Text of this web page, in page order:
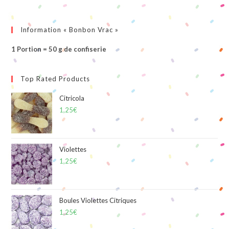
Information « Bonbon Vrac »
1 Portion = 50 g de confiserie
Top Rated Products
Citricola
1,25€
Violettes
1,25€
Boules Violettes Citriques
1,25€